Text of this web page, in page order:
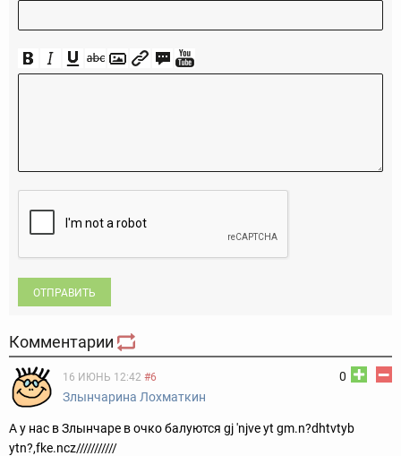
ОТПРАВИТЬ
Комментарии
0
16 ИЮНЬ 12:42 #6
Злынчарина Лохматкин
А у нас в Злынчаре в очко балуются gj 'njve yt gm.n?dhtvtyb
ytn?,fke.ncz///////////